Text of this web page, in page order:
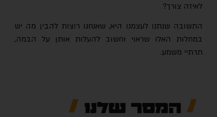
לאיזה צורך?
התשובה שנתנו לעצמנו היא, שאנחנו רוצות להבין מה יש
במחלות האלו שראוי וחשוב להעלות אותן על הבמה,
תרתיי משמע.
המסר שלנו